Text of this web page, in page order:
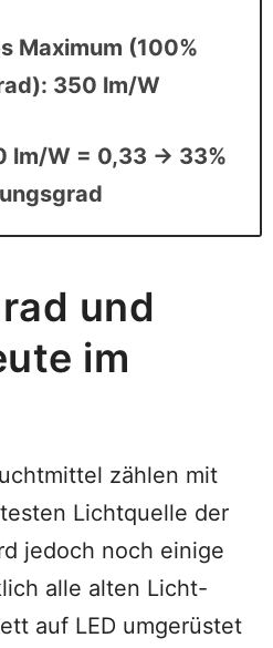
Maximum (100%
350 lm/W
lm/W = 0,33 → 33%
und
im
zählen mit
Lichtquelle der
jedoch noch einige
alle alten Licht-
auf LED umgerüstet